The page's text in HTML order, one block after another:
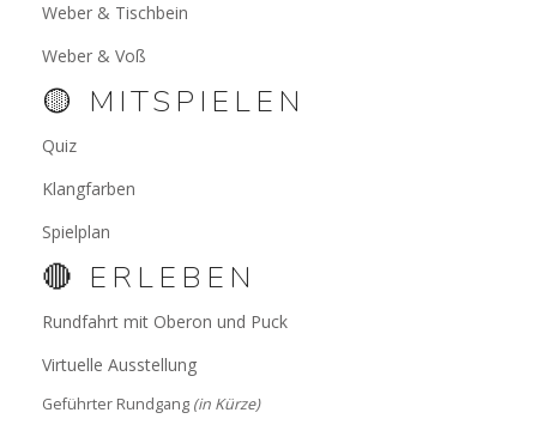
Weber & Tischbein
Weber & Voß
🟡 MITSPIELEN
Quiz
Klangfarben
Spielplan
🔴 ERLEBEN
Rundfahrt mit Oberon und Puck
Virtuelle Ausstellung
Geführter Rundgang (in Kürze)